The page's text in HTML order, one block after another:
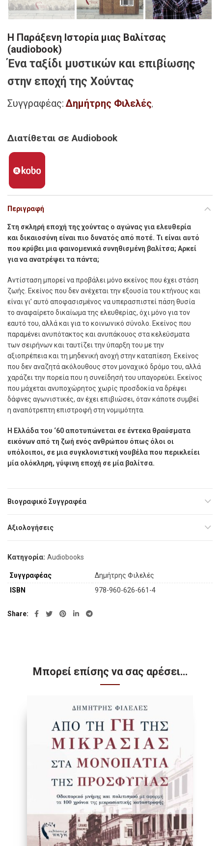
Η Παράξενη Ιστορία μιας Βαλίτσας
(audiobook)
Ένα ταξίδι μυστικών και επιβίωσης
στην εποχή της Χούντας
Συγγραφέας:Δημήτρης Φιλελές,
Διατίθεται σε Audiobook
Περιγραφή
Στη σκληρή εποχή της χούντας ο αγώνας για ελευθερία
και δικαιοσύνη είναι πιο δυνατός από ποτέ. Τι είναι αυτό
που κρύβει µια φαινοµενικά συνηθισµένη βαλίτσα; Αρκεί
για να ανατρέψει τα πάντα;
Αντίσταση µπορεί να προβάλει µόνο εκείνος που έχει στάση
ζωής. Εκείνος που δεν ανέχεται την εξουσία του κτήνους και
είναι γι’ αυτό αποφασισµένος να υπερασπιστεί πάση θυσία
το αναφαίρετο δικαίωµα της ελευθερίας, όχι µόνο για τον
εαυτό του, αλλά και για το κοινωνικό σύνολο. Εκείνος που
παραµένει ανυπότακτος και ανυπάκουος στα κελεύσµατα
των σειρήνων και ταυτίζει την ύπαρξη του µε την
αξιοπρέπεια και τη µηδενική ανοχή στην καταπίεση. Εκείνος
που δεν αναζητά ακόλουθους στον µοναχικό δρόµο του, αλλά
χαράζει την πορεία που η συνείδησή του υπαγορεύει. Εκείνος
που µάχεται ανυποχώρητος χωρίς προσδοκία να δρέψει
δάφνες αγωνιστικές, αν έχει επιβιώσει, όταν κάποτε συµβεί
η αναπότρεπτη επιστροφή στη νοµιµότητα.
Η Ελλάδα του ‘60 αποτυπώνεται σε έντεκα θραύσµατα
εικόνων από τη ζωή ενός ανθρώπου όπως όλοι οι
υπόλοιποι, σε µια συγκλονιστική νουβέλα που περικλείει
µία ολόκληρη, γύψινη εποχή σε µία βαλίτσα.
Βιογραφικό Συγγραφέα
Αξιολογήσεις
Κατηγορία: Audiobooks
Συγγραφέας
Δημήτρης Φιλελές
ISBN
978-960-626-661-4
Share
Μπορεί επίσης να σας αρέσει…